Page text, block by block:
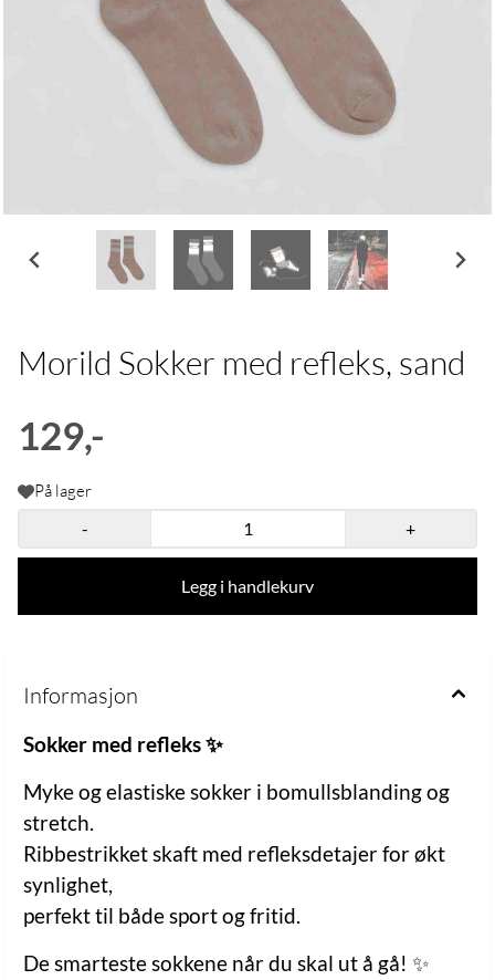
Morild Sokker med refleks, sand
129,-
På lager
-
+
Legg i handlekurv
Informasjon
Sokker med refleks ✨
Myke og elastiske sokker i bomullsblanding og
stretch.
Ribbestrikket skaft med refleksdetajer for økt
synlighet,
perfekt til både sport og fritid.
De smarteste sokkene når du skal ut å gå! ✨